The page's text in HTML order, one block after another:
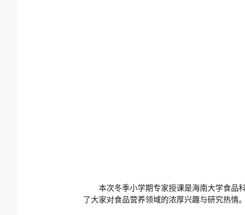
本次冬季小学期专家授课是海南大学食品
了大家对食品营养领域的浓厚兴趣与研究热情。